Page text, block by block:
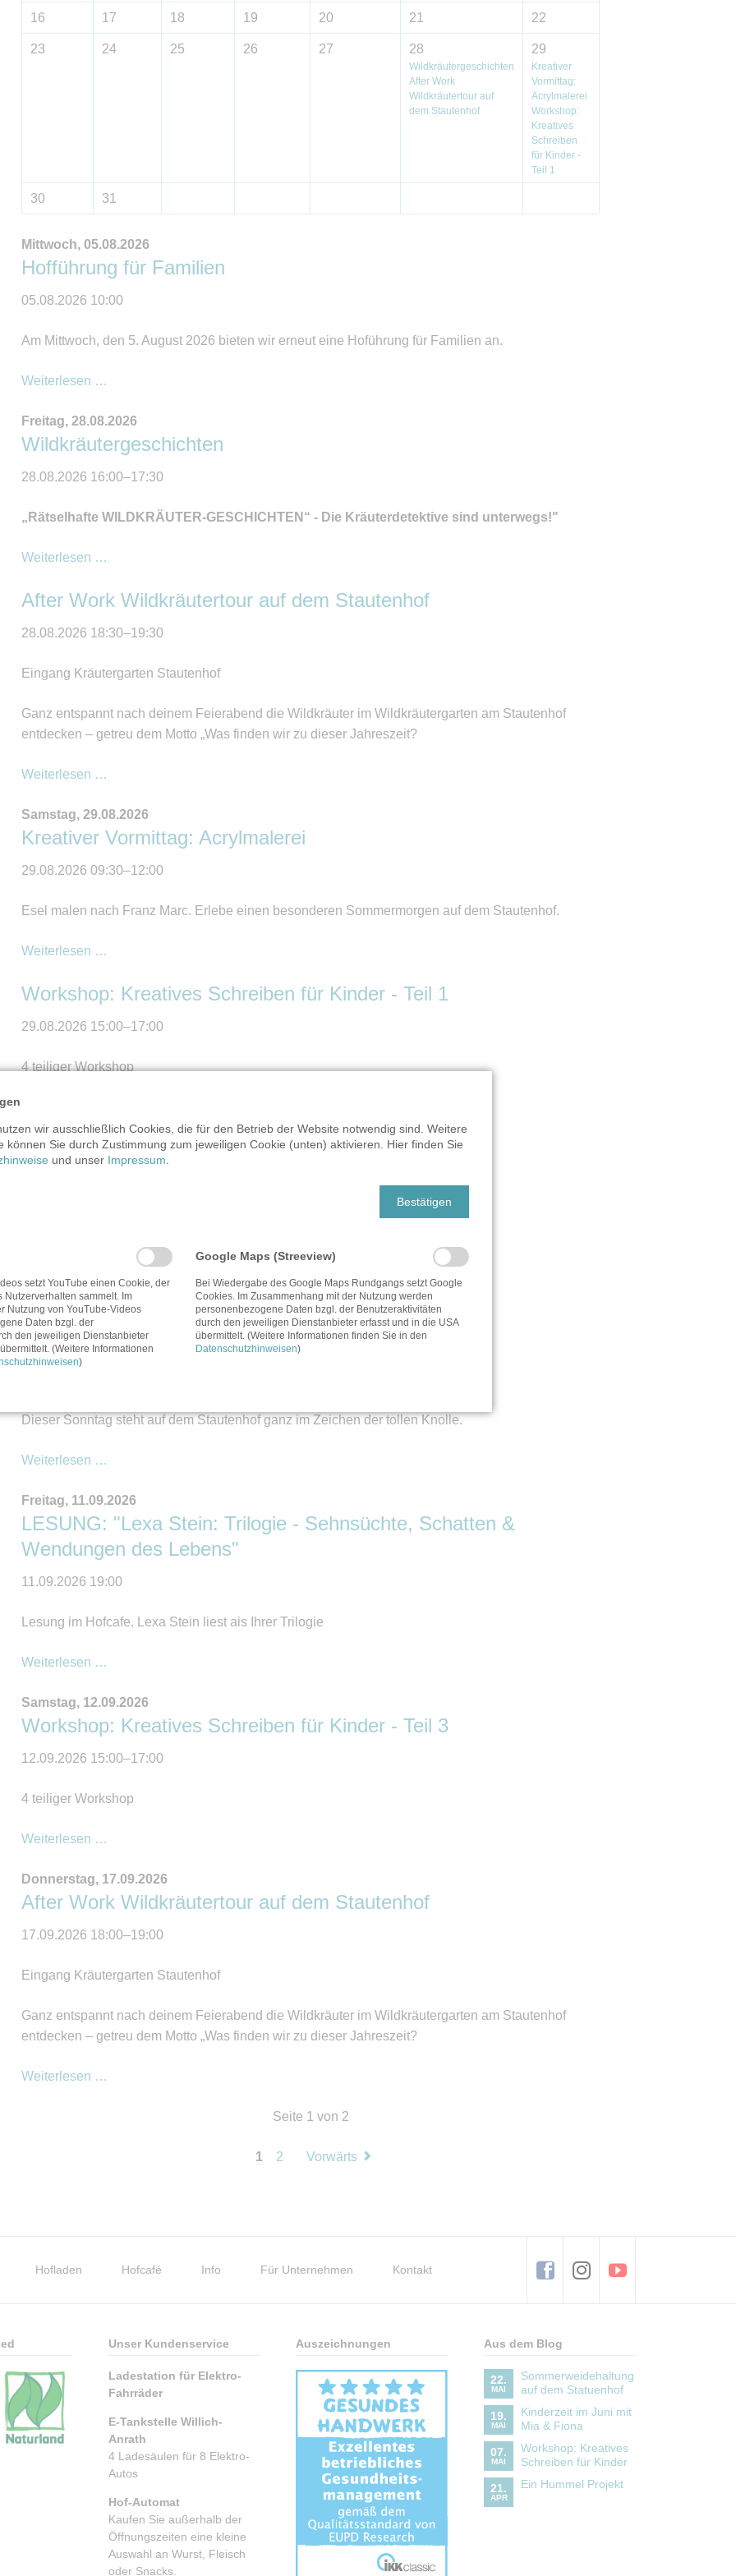
16 17 18 19 20 21 22
23 24 25 26 27 28
Wildkräutergeschichten
After Work
Wildkräutertour auf
dem Stautenhof
29
Kreativer
Vormittag:
Acrylmalerei
Workshop:
Kreatives
Schreiben
für Kinder -
Teil 1
30 31
Mittwoch, 05.08.2026
Hofführung für Familien
05.08.2026 10:00
Am Mittwoch, den 5. August 2026 bieten wir erneut eine Hoführung für Familien an.
Weiterlesen …
Familien
Freitag, 28.08.2026
Wildkräutergeschichten
28.08.2026 16:00–17:30
„Rätselhafte WILDKRÄUTER-GESCHICHTEN“ - Die Kräuterdetektive sind unterwegs!"
Weiterlesen …
After Work Wildkräutertour auf dem Stautenhof
28.08.2026 18:30–19:30
Eingang Kräutergarten Stautenhof
Ganz entspannt nach deinem Feierabend die Wildkräuter im Wildkräutergarten am Stautenhof
entdecken – getreu dem Motto „Was finden wir zu dieser Jahreszeit?
Weiterlesen …
Wildkräutertour
auf
Stautenhof
Samstag, 29.08.2026
Kreativer Vormittag: Acrylmalerei
29.08.2026 09:30–12:00
Esel malen nach Franz Marc. Erlebe einen besonderen Sommermorgen auf dem Stautenhof.
Weiterlesen …
Acrylmalerei
Workshop: Kreatives Schreiben für Kinder - Teil 1
29.08.2026 15:00–17:00
4 teiliger Workshop
Kreatives
Schreiben
für
Samstag,05.09.2026
Workshop: Kreatives Schreiben für Kinder - Teil 2
Weiterlesen …Workshop:
Kreatives
für
2
Sonntag,06.09.2026
Hofführung: Kartoffeltag
Dieser Sonntag steht auf dem Stautenhof ganz im Zeichen der tollen Knolle.
Weiterlesen …
Freitag, 11.09.2026
LESUNG: "Lexa Stein: Trilogie - Sehnsüchte, Schatten &
Wendungen des Lebens"
11.09.2026 19:00
Lesung im Hofcafe. Lexa Stein liest ais Ihrer Trilogie
Weiterlesen …
Stein:
Trilogie
Sehnsüchte,
&
Samstag, 12.09.2026
Workshop: Kreatives Schreiben für Kinder - Teil 3
12.09.2026 15:00–17:00
4 teiliger Workshop
Weiterlesen …
Schreiben
für
-
3
Donnerstag, 17.09.2026
After Work Wildkräutertour auf dem Stautenhof
17.09.2026 18:00–19:00
Eingang Kräutergarten Stautenhof
Ganz entspannt nach deinem Feierabend die Wildkräuter im Wildkräutergarten am Stautenhof
entdecken – getreu dem Motto „Was finden wir zu dieser Jahreszeit?
Weiterlesen …
Seite 1 von 2
1 2 Vorwärts
Hofladen Hofcafé Info Für Unternehmen Kontakt
Unser Kundenservice
Ladestation für Elektro-
Fahrräder
E-Tankstelle Willich-
Anrath
4 Ladesäulen für 8 Elektro-
Autos
Hof-Automat
Kaufen Sie außerhalb der
Öffnungszeiten eine kleine
Auswahl an Wurst, Fleisch
oder Snacks.
Auszeichnungen Aus dem Blog
22.
MAI
Sommerweidehaltung
auf dem Statuenhof
19.
MAI
Kinderzeit im Juni mit
Mia & Fiona
07.
MAI
Workshop: Kreatives
Schreiben für Kinder
21.
APR
Ein Hummel Projekt
wir ausschließlich Cookies, die für den Betrieb der Website notwendig sind. Weitere
können Sie durch Zustimmung zum jeweiligen Cookie (unten) aktivieren. Hier finden Sie
und unser Impressum
Bestätigen
setzt YouTube einen Cookie, der
Nutzerverhalten sammelt. Im
Nutzung von YouTube-Videos
Daten bzgl. der
den jeweiligen Dienstanbieter
(Weitere Informationen
)
Google Maps (Streeview)
Bei Wiedergabe des Google Maps Rundgangs setzt Google
Cookies. Im Zusammenhang mit der Nutzung werden
personenbezogene Daten bzgl. der Benutzeraktivitäten
durch den jeweiligen Dienstanbieter erfasst und in die USA
übermittelt. (Weitere Informationen finden Sie in den
Datenschutzhinweisen)